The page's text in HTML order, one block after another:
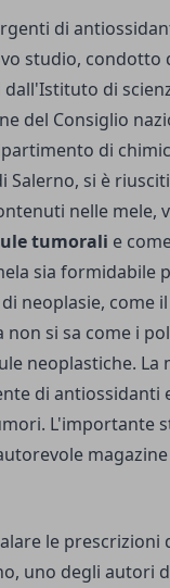
di
studio, condotto
di
del Consiglio
di
Salerno, si è
nelle mele,
tumorali e
sia formidabile
neoplasie, come
si sa come i
neoplastiche. La
di antiossidanti
L'importante
le prescrizioni
uno degli autori